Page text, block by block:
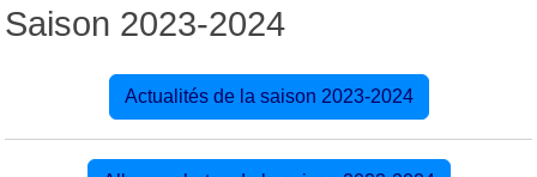
Saison 2023-2024
Actualités de la saison 2023-2024